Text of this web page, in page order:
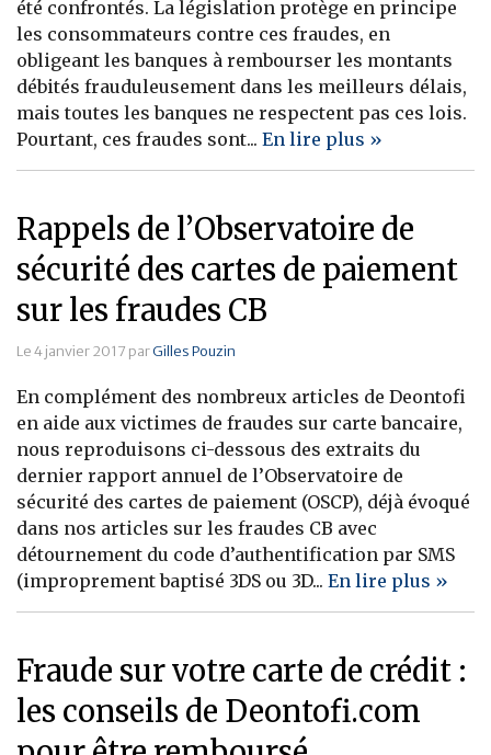
Immobilier
Banque
été confrontés. La législation protège en principe
les consommateurs contre ces fraudes, en
obligeant les banques à rembourser les montants
débités frauduleusement dans les meilleurs délais,
mais toutes les banques ne respectent pas ces lois.
Pourtant, ces fraudes sont... En lire plus »
Rappels de l’Observatoire de
sécurité des cartes de paiement
sur les fraudes CB
Le 4 janvier 2017 parGilles Pouzin
En complément des nombreux articles de Deontofi
en aide aux victimes de fraudes sur carte bancaire,
nous reproduisons ci-dessous des extraits du
dernier rapport annuel de l’Observatoire de
sécurité des cartes de paiement (OSCP), déjà évoqué
dans nos articles sur les fraudes CB avec
détournement du code d’authentification par SMS
(improprement baptisé 3DS ou 3D... En lire plus »
Fraude sur votre carte de crédit :
les conseils de Deontofi.com